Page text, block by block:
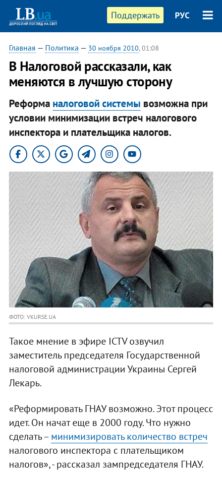
Поддержать РУС
Главная — Политика — 30 ноября 2010, 01:08
В Налоговой рассказали, как
меняются в лучшую сторону
Реформа налоговой системы возможна при
условии минимизации встреч налогового
инспектора и плательщика налогов.​
ФОТО: VKURSE.UA
Такое мнение в эфире ICTV озвучил
заместитель председателя Государственной
налоговой администрации Украины Сергей
Лекарь.
«Реформировать ГНАУ возможно. Этот процесс
идет. Он начат еще в 2000 году. Что нужно
сделать – минимизировать количество встреч
налогового инспектора с плательщиком
налогов», - рассказал зампредседателя ГНАУ.